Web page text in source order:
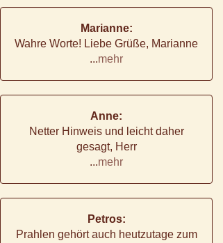
Marianne:
Wahre Worte! Liebe Grüße, Marianne
...mehr
Anne:
Netter Hinweis und leicht daher
gesagt, Herr
...mehr
Petros:
Prahlen gehört auch heutzutage zum